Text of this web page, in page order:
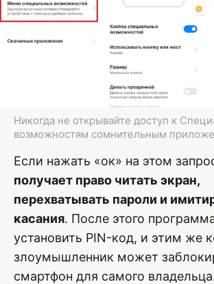
Никогда не открывайте доступ к
возможностям сомнительным
Если нажать «ок» на этом
получает право читать экран,
перехватывать пароли и
касания. После этого
установить PIN-код, и этим же
злоумышленник может
смартфон для самого